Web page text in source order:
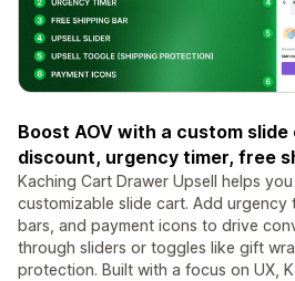
Boost AOV with a custom
discount, urgency timer, free
Kaching Cart Drawer Upsell helps
customizable slide cart. Add urgency
bars, and payment icons to drive
through sliders or toggles like gift
protection. Built with a focus on UX,